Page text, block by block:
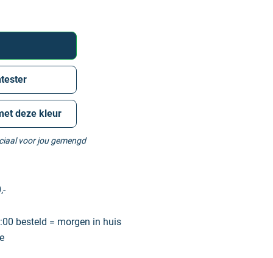
deze kleur
voor jou gemengd
besteld = morgen in huis